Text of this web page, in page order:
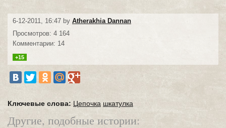
6-12-2011, 16:47 by Atherakhia Dannan
Просмотров: 4 164
Комментарии: 14
+15
Ключевые слова: Цепочка шкатулка
Другие, подобные истории: